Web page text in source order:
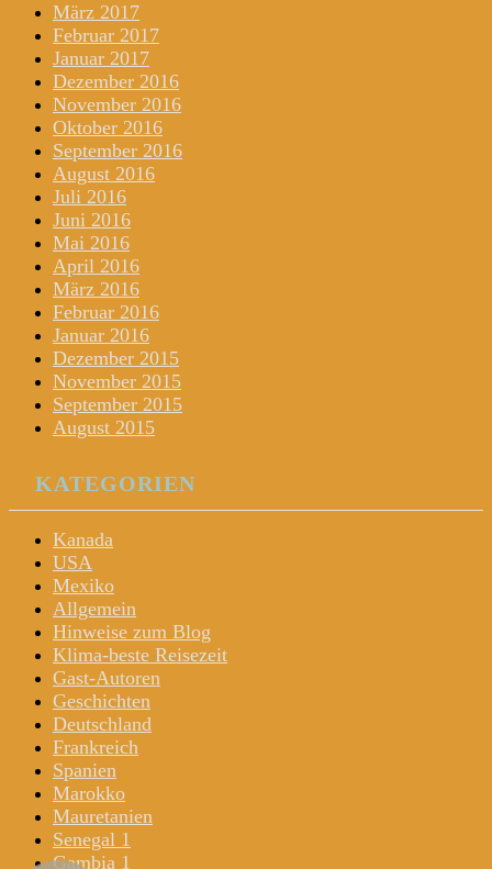
März 2017
Februar 2017
Januar 2017
Dezember 2016
November 2016
Oktober 2016
September 2016
August 2016
Juli 2016
Juni 2016
Mai 2016
April 2016
März 2016
Februar 2016
Januar 2016
Dezember 2015
November 2015
September 2015
August 2015
KATEGORIEN
Kanada
USA
Mexiko
Allgemein
Hinweise zum Blog
Klima-beste Reisezeit
Gast-Autoren
Geschichten
Deutschland
Frankreich
Spanien
Marokko
Mauretanien
Senegal 1
Gambia 1